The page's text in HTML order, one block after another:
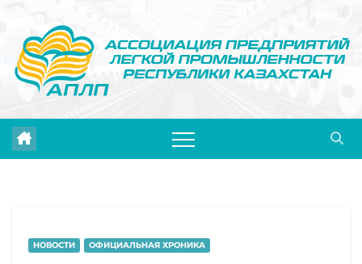
содержимому
НОВОСТИ ОФИЦИАЛЬНАЯ ХРОНИКА